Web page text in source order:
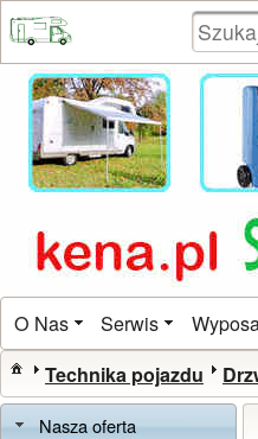
O Nas Serwis
Technika pojazdu
Nasza oferta